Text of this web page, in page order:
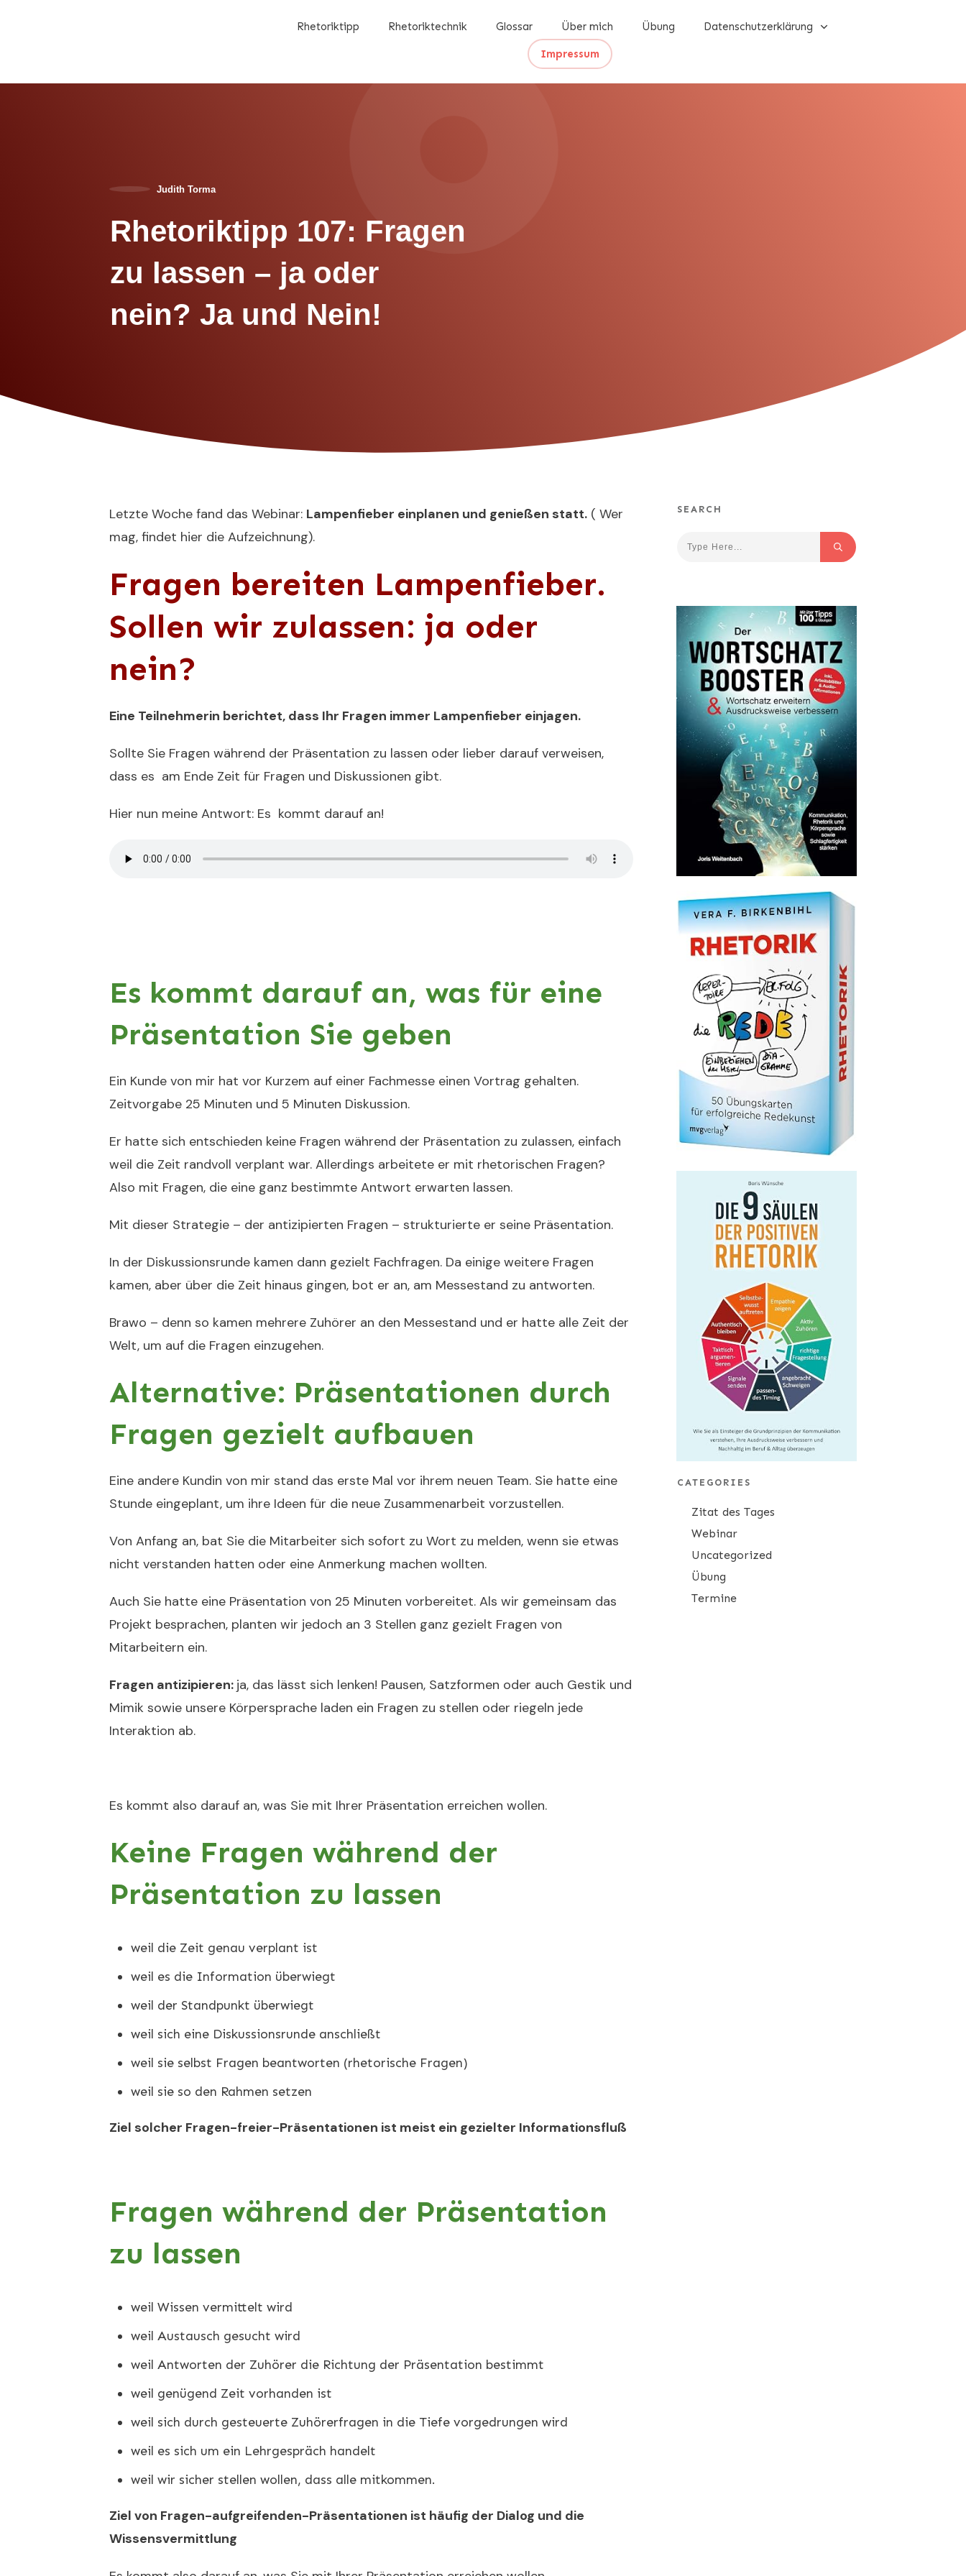
Rhetoriktipp Rhetoriktechnik Glossar Über mich Übung Datenschutzerklärung
Impressum
Judith Torma
Rhetoriktipp 107: Fragen
zu lassen – ja oder
nein? Ja und Nein!
Letzte Woche fand das Webinar: Lampenfieber einplanen und genießen statt. ( Wer
mag, findet hier die Aufzeichnung).
Fragen bereiten Lampenfieber.
Sollen wir zulassen: ja oder
nein?
Eine Teilnehmerin berichtet, dass Ihr Fragen immer Lampenfieber einjagen.
Sollte Sie Fragen während der Präsentation zu lassen oder lieber darauf verweisen,
dass es am Ende Zeit für Fragen und Diskussionen gibt.
Hier nun meine Antwort: Es kommt darauf an!
Es kommt darauf an, was für eine
Präsentation Sie geben
Ein Kunde von mir hat vor Kurzem auf einer Fachmesse einen Vortrag gehalten.
Zeitvorgabe 25 Minuten und 5 Minuten Diskussion.
Er hatte sich entschieden keine Fragen während der Präsentation zu zulassen, einfach
weil die Zeit randvoll verplant war. Allerdings arbeitete er mit rhetorischen Fragen?
Also mit Fragen, die eine ganz bestimmte Antwort erwarten lassen.
Mit dieser Strategie – der antizipierten Fragen – strukturierte er seine Präsentation.
In der Diskussionsrunde kamen dann gezielt Fachfragen. Da einige weitere Fragen
kamen, aber über die Zeit hinaus gingen, bot er an, am Messestand zu antworten.
Brawo – denn so kamen mehrere Zuhörer an den Messestand und er hatte alle Zeit der
Welt, um auf die Fragen einzugehen.
Alternative: Präsentationen durch
Fragen gezielt aufbauen
Eine andere Kundin von mir stand das erste Mal vor ihrem neuen Team. Sie hatte eine
Stunde eingeplant, um ihre Ideen für die neue Zusammenarbeit vorzustellen.
Von Anfang an, bat Sie die Mitarbeiter sich sofort zu Wort zu melden, wenn sie etwas
nicht verstanden hatten oder eine Anmerkung machen wollten.
Auch Sie hatte eine Präsentation von 25 Minuten vorbereitet. Als wir gemeinsam das
Projekt besprachen, planten wir jedoch an 3 Stellen ganz gezielt Fragen von
Mitarbeitern ein.
Fragen antizipieren: ja, das lässt sich lenken! Pausen, Satzformen oder auch Gestik und
Mimik sowie unsere Körpersprache laden ein Fragen zu stellen oder riegeln jede
Interaktion ab.
Es kommt also darauf an, was Sie mit Ihrer Präsentation erreichen wollen.
Keine Fragen während der
Präsentation zu lassen
weil die Zeit genau verplant ist
weil es die Information überwiegt
weil der Standpunkt überwiegt
weil sich eine Diskussionsrunde anschließt
weil sie selbst Fragen beantworten (rhetorische Fragen)
weil sie so den Rahmen setzen
Ziel solcher Fragen-freier-Präsentationen ist meist ein gezielter Informationsfluß
Fragen während der Präsentation
zu lassen
weil Wissen vermittelt wird
weil Austausch gesucht wird
weil Antworten der Zuhörer die Richtung der Präsentation bestimmt
weil genügend Zeit vorhanden ist
weil sich durch gesteuerte Zuhörerfragen in die Tiefe vorgedrungen wird
weil es sich um ein Lehrgespräch handelt
weil wir sicher stellen wollen, dass alle mitkommen.
Ziel von Fragen-aufgreifenden-Präsentationen ist häufig der Dialog und die
Wissensvermittlung
SEARCH
CATEGORIES
Zitat des Tages
Webinar
Uncategorized
Übung
Termine